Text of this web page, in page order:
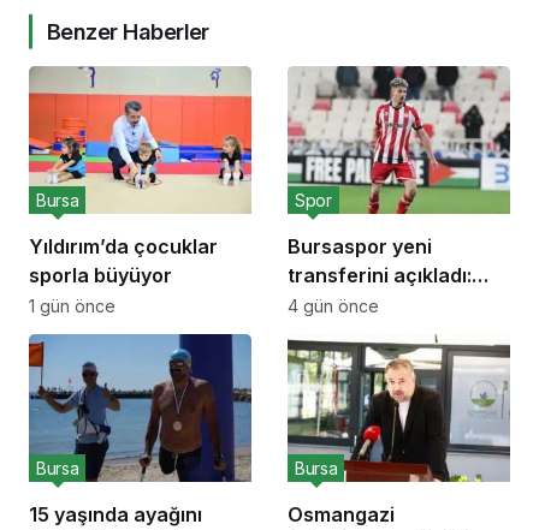
Benzer Haberler
Yıldırım’da çocuklar
sporla büyüyor
Bursa
1 gün önce
Bursaspor yeni
transferini açıkladı:
Emirhan Başyiğit
Spor
4 gün önce
15 yaşında ayağını
Bursa
Osmangazi
Bursa